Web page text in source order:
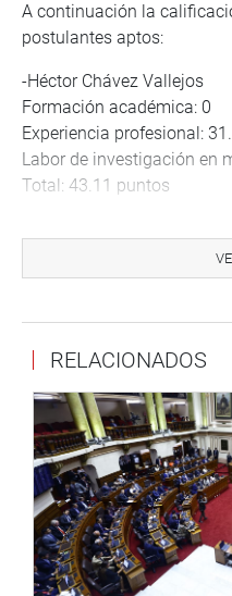
A continuación la
postulantes aptos:
-Héctor Chávez Vallejos
Formación académica: 0
Experiencia profesional:
Labor de investigación en
Total: 43.11 puntos
Formación académica: 16
Experiencia profesional:
-Carlos Guillermo
Formación académica: 12
Experiencia profesional: 35
Labor de investigación en
Total: 67 puntos
-Fernando Alberto Calle
Formación académica: 20
Experiencia profesional: 35
RELACIONADOS